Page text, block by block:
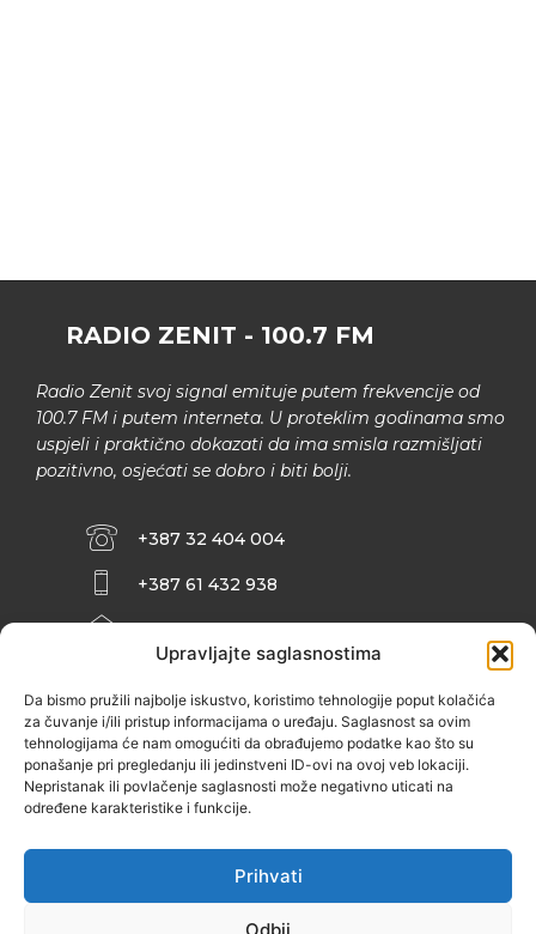
Upravljajte saglasnostima
Da bismo pružili najbolje iskustvo, koristimo tehnologije poput kolačića
za čuvanje i/ili pristup informacijama o uređaju. Saglasnost sa ovim
tehnologijama će nam omogućiti da obrađujemo podatke kao što su
ponašanje pri pregledanju ili jedinstveni ID-ovi na ovoj veb lokaciji.
Nepristanak ili povlačenje saglasnosti može negativno uticati na
određene karakteristike i funkcije.
Prihvati
Odbij
RADIO ZENIT - 100.7 FM
Radio Zenit svoj signal emituje putem frekvencije od
100.7 FM i putem interneta. U proteklim godinama smo
uspjeli i praktično dokazati da ima smisla razmišljati
pozitivno, osjećati se dobro i biti bolji.
+387 32 404 004
+387 61 432 938
INFO@ZENIT.BA
ZENIČANKA, 3. SPRAT), 72000 ZENICA